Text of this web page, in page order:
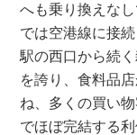
へも乗り換えな
では空港線に接
駅の西口から続
を誇り、食料品
ね、多くの買い
でほぼ完結する